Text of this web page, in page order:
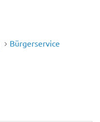
Bürgerservice